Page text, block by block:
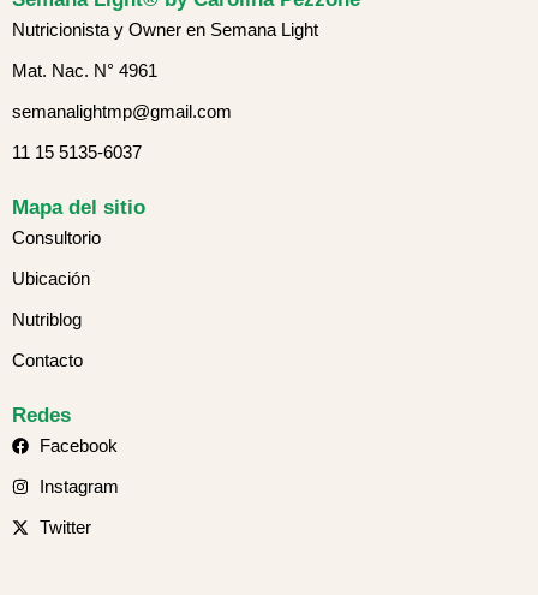
Nutricionista y Owner en Semana Light
Mat. Nac. N° 4961
semanalightmp@gmail.com
11 15 5135-6037
Mapa del sitio
Consultorio
Ubicación
Nutriblog
Contacto
Redes
Facebook
Instagram
Twitter